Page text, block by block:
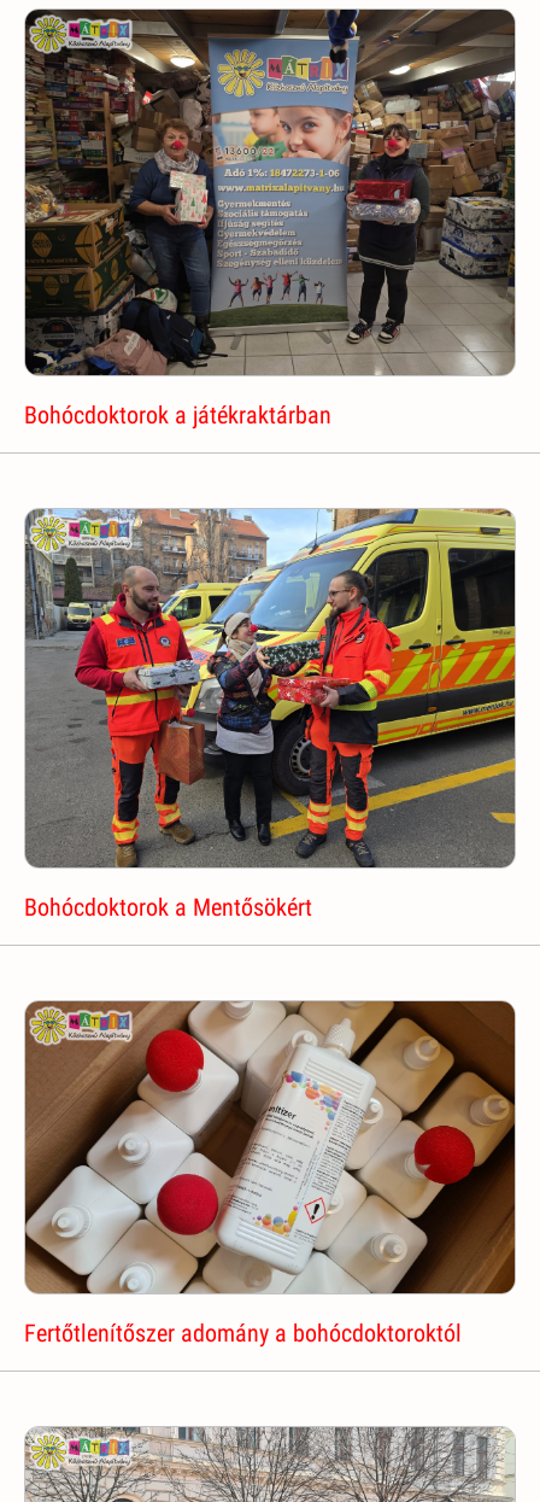
Bohócdoktorok a játékraktárban
Bohócdoktorok a Mentősökért
Fertőtlenítőszer adomány a bohócdoktoroktól